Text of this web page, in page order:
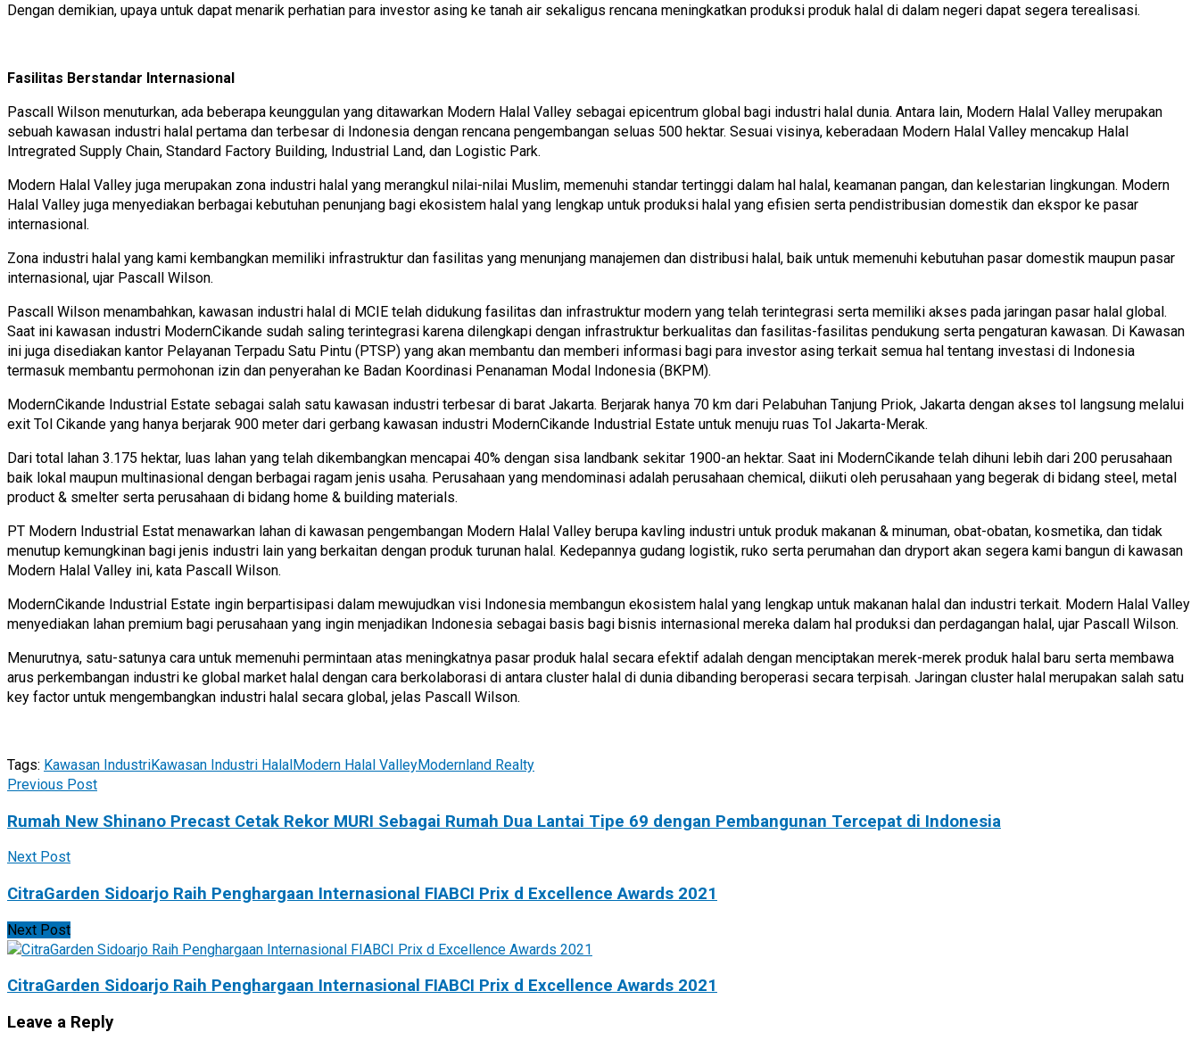
Dengan demikian, upaya untuk dapat menarik perhatian para investor asing ke tanah air sekaligus rencana meningkatkan produksi produk halal di dalam negeri dapat segera terealisasi.
Fasilitas Berstandar Internasional
Pascall Wilson menuturkan, ada beberapa keunggulan yang ditawarkan Modern Halal Valley sebagai epicentrum global bagi industri halal dunia. Antara lain, Modern Halal Valley merupakan
sebuah kawasan industri halal pertama dan terbesar di Indonesia dengan rencana pengembangan seluas 500 hektar. Sesuai visinya, keberadaan Modern Halal Valley mencakup Halal
Intregrated Supply Chain, Standard Factory Building, Industrial Land, dan Logistic Park.
Modern Halal Valley juga merupakan zona industri halal yang merangkul nilai-nilai Muslim, memenuhi standar tertinggi dalam hal halal, keamanan pangan, dan kelestarian lingkungan. Modern
Halal Valley juga menyediakan berbagai kebutuhan penunjang bagi ekosistem halal yang lengkap untuk produksi halal yang efisien serta pendistribusian domestik dan ekspor ke pasar
internasional.
Zona industri halal yang kami kembangkan memiliki infrastruktur dan fasilitas yang menunjang manajemen dan distribusi halal, baik untuk memenuhi kebutuhan pasar domestik maupun pasar
internasional, ujar Pascall Wilson.
Pascall Wilson menambahkan, kawasan industri halal di MCIE telah didukung fasilitas dan infrastruktur modern yang telah terintegrasi serta memiliki akses pada jaringan pasar halal global.
Saat ini kawasan industri ModernCikande sudah saling terintegrasi karena dilengkapi dengan infrastruktur berkualitas dan fasilitas-fasilitas pendukung serta pengaturan kawasan. Di Kawasan
ini juga disediakan kantor Pelayanan Terpadu Satu Pintu (PTSP) yang akan membantu dan memberi informasi bagi para investor asing terkait semua hal tentang investasi di Indonesia
termasuk membantu permohonan izin dan penyerahan ke Badan Koordinasi Penanaman Modal Indonesia (BKPM).
ModernCikande Industrial Estate sebagai salah satu kawasan industri terbesar di barat Jakarta. Berjarak hanya 70 km dari Pelabuhan Tanjung Priok, Jakarta dengan akses tol langsung melalui
exit Tol Cikande yang hanya berjarak 900 meter dari gerbang kawasan industri ModernCikande Industrial Estate untuk menuju ruas Tol Jakarta-Merak.
Dari total lahan 3.175 hektar, luas lahan yang telah dikembangkan mencapai 40% dengan sisa landbank sekitar 1900-an hektar. Saat ini ModernCikande telah dihuni lebih dari 200 perusahaan
baik lokal maupun multinasional dengan berbagai ragam jenis usaha. Perusahaan yang mendominasi adalah perusahaan chemical, diikuti oleh perusahaan yang begerak di bidang steel, metal
product & smelter serta perusahaan di bidang home & building materials.
PT Modern Industrial Estat menawarkan lahan di kawasan pengembangan Modern Halal Valley berupa kavling industri untuk produk makanan & minuman, obat-obatan, kosmetika, dan tidak
menutup kemungkinan bagi jenis industri lain yang berkaitan dengan produk turunan halal. Kedepannya gudang logistik, ruko serta perumahan dan dryport akan segera kami bangun di kawasan
Modern Halal Valley ini, kata Pascall Wilson.
ModernCikande Industrial Estate ingin berpartisipasi dalam mewujudkan visi Indonesia membangun ekosistem halal yang lengkap untuk makanan halal dan industri terkait. Modern Halal Valley
menyediakan lahan premium bagi perusahaan yang ingin menjadikan Indonesia sebagai basis bagi bisnis internasional mereka dalam hal produksi dan perdagangan halal, ujar Pascall Wilson.
Menurutnya, satu-satunya cara untuk memenuhi permintaan atas meningkatnya pasar produk halal secara efektif adalah dengan menciptakan merek-merek produk halal baru serta membawa
arus perkembangan industri ke global market halal dengan cara berkolaborasi di antara cluster halal di dunia dibanding beroperasi secara terpisah. Jaringan cluster halal merupakan salah satu
key factor untuk mengembangkan industri halal secara global, jelas Pascall Wilson.
Tags: Kawasan IndustriKawasan Industri HalalModern Halal ValleyModernland Realty
Previous Post
Rumah New Shinano Precast Cetak Rekor MURI Sebagai Rumah Dua Lantai Tipe 69 dengan Pembangunan Tercepat di Indonesia
Next Post
CitraGarden Sidoarjo Raih Penghargaan Internasional FIABCI Prix d Excellence Awards 2021
Next Post
CitraGarden Sidoarjo Raih Penghargaan Internasional FIABCI Prix d Excellence Awards 2021
Leave a Reply